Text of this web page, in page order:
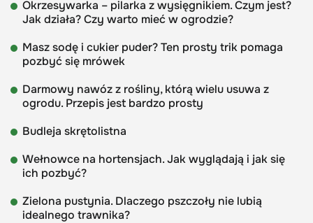
Okrzesywarka – pilarka z wysięgnikiem. Czym jest?
Jak działa? Czy warto mieć w ogrodzie?
Masz sodę i cukier puder? Ten prosty trik pomaga
pozbyć się mrówek
Darmowy nawóz z rośliny, którą wielu usuwa z
ogrodu. Przepis jest bardzo prosty
Budleja skrętolistna
Wełnowce na hortensjach. Jak wyglądają i jak się
ich pozbyć?
Zielona pustynia. Dlaczego pszczoły nie lubią
idealnego trawnika?